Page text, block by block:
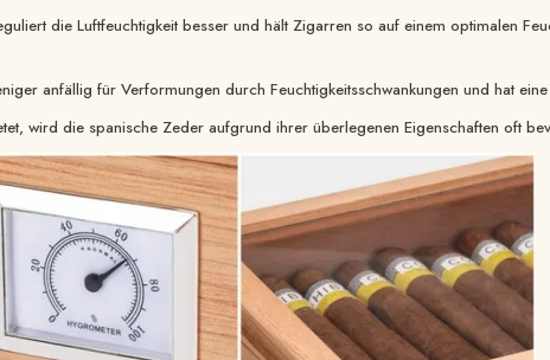
die Luftfeuchtigkeit besser und hält Zigarren so auf einem optimalen
anfällig für Verformungen durch Feuchtigkeitsschwankungen und hat
wird die spanische Zeder aufgrund ihrer überlegenen Eigenschaften oft
kreative Verpackungen zu